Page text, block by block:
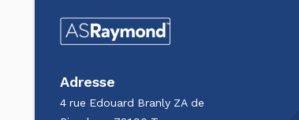
Adresse
4 rue Edouard Branly​ ZA de